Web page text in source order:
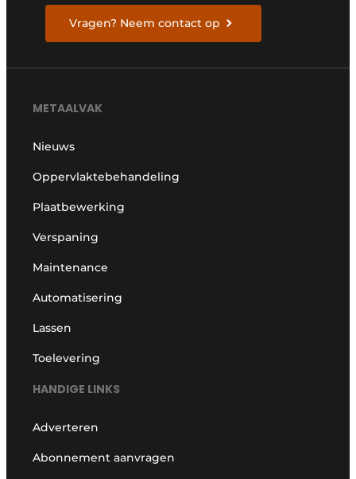
Vragen? Neem contact op
METAALVAK
Nieuws
Oppervlaktebehandeling
Plaatbewerking
Verspaning
Maintenance
Automatisering
Lassen
Toelevering
HANDIGE LINKS
Adverteren
Abonnement aanvragen